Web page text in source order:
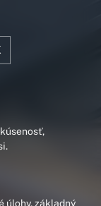
úlohy, základný